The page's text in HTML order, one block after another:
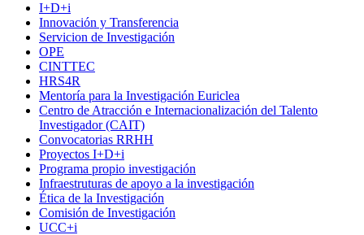
I+D+i
Innovación y Transferencia
Servicion de Investigación
OPE
CINTTEC
HRS4R
Mentoría para la Investigación Euriclea
Centro de Atracción e Internacionalización del Talento
Investigador (CAIT)
Convocatorias RRHH
Proyectos I+D+i
Programa propio investigación
Infraestruturas de apoyo a la investigación
Ética de la Investigación
Comisión de Investigación
UCC+i